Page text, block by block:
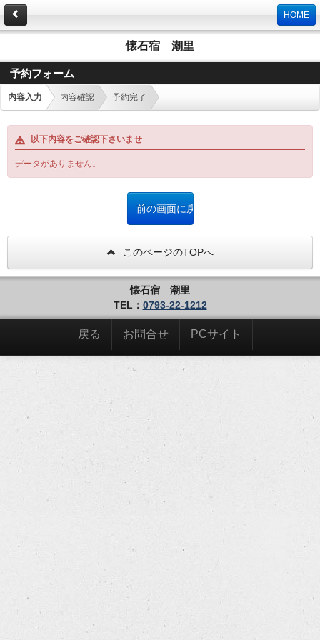
HOME
懐石宿 潮里
予約フォーム
内容入力 内容確認 予約完了
以下内容をご確認下さいませ
データがありません。
このページのTOPへ
懐石宿 潮里
TEL： 0793-22-1212
戻る お問合せ PCサイト